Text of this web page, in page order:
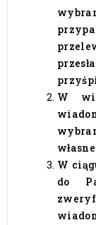
W
W
do